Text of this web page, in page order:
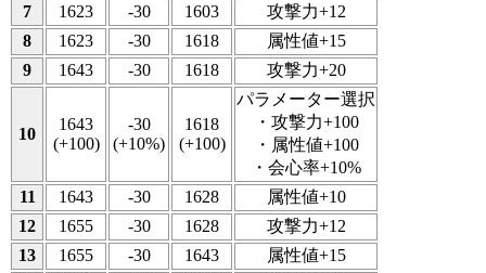
7
1623 -30 1603
攻撃力+12
8
1623 -30 1618
属性値+15
9
1643 -30 1618 攻撃力+20
10
1643
(+100)
-30
(+10%)
1618
(+100)
パラメーター選択
・攻撃力+100
・属性値+100
・会心率+10%
11
1643 -30 1628
属性値+10
12
1655 -30 1628
攻撃力+12
13
1655 -30 1643
属性値+15